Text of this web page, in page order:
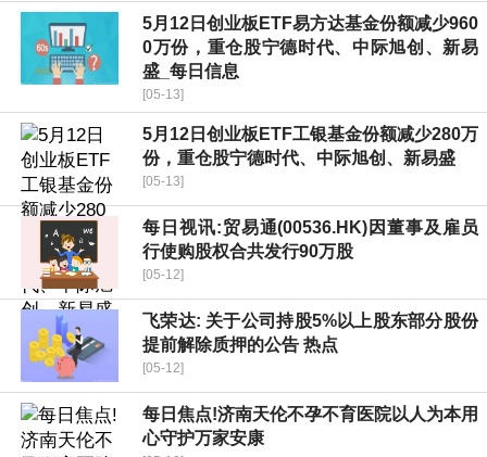
5月12日创业板ETF易方达基金份额减少960
0万份，重仓股宁德时代、中际旭创、新易
盛_每日信息
[05-13]
5月12日创业板ETF工银基金份额减少280万
份，重仓股宁德时代、中际旭创、新易盛
[05-13]
每日视讯:贸易通(00536.HK)因董事及雇员
行使购股权合共发行90万股
[05-12]
飞荣达: 关于公司持股5%以上股东部分股份
提前解除质押的公告 热点
[05-12]
每日焦点!济南天伦不孕不育医院以人为本用
心守护万家安康